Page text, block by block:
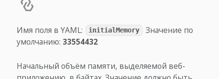
Имя поля в YAML: initialMemory
Значение по
умолчанию: 33554432
Начальный объём памяти, выделяемой веб-